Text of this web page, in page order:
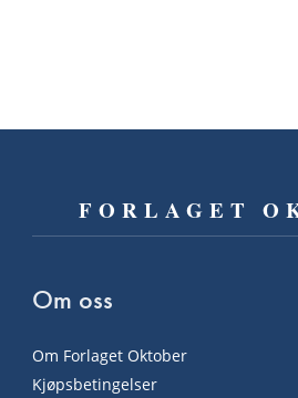
FORLAGET
Om oss
Om Forlaget Oktober
Kjøpsbetingelser